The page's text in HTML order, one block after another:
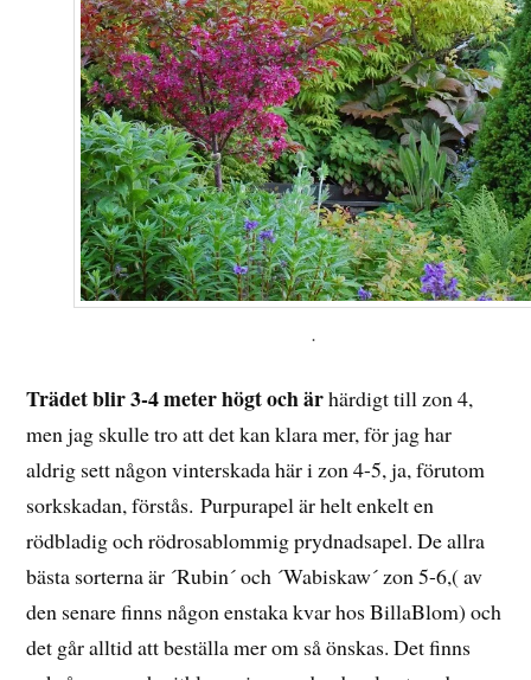
.
Trädet blir 3-4 meter högt och ärhärdigt till zon 4,
men jag skulle tro att det kan klara mer, för jag har
aldrig sett någon vinterskada här i zon 4-5, ja, förutom
sorkskadan, förstås. Purpurapel är helt enkelt en
rödbladig och rödrosablommig prydnadsapel. De allra
bästa sorterna är ´Rubin´ och ´Wabiskaw´ zon 5-6,( av
den senare finns någon enstaka kvar hos BillaBlom) och
det går alltid att beställa mer om så önskas. Det finns